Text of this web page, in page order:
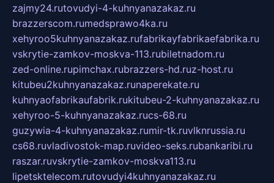
zajmy24.rutovudyi-4-kuhnyanazakaz.ru
brazzerscom.rumedsprawo4ka.ru
xehyroo5kuhnyanazakaz.rufabrikayfabrikaefabrika.ru
vskrytie-zamkov-moskva-113.rubiletnadom.ru
zed-online.rupimchax.rubrazzers-hd.ruz-host.ru
kitubeu2kuhnyanazakaz.runaperekate.ru
kuhnyaofabrikaufabrik.rukitubeu-2-kuhnyanazakaz.ru
xehyroo-5-kuhnyanazakaz.rucs-68.ru
guzywia-4-kuhnyanazakaz.rumir-tk.ruvlknrussia.ru
cs68.ruvladivostok-map.ruvideo-seks.rubankaribi.ru
raszar.ruvskrytie-zamkov-moskva113.ru
lipetsktelecom.rutovudyi4kuhnyanazakaz.ru